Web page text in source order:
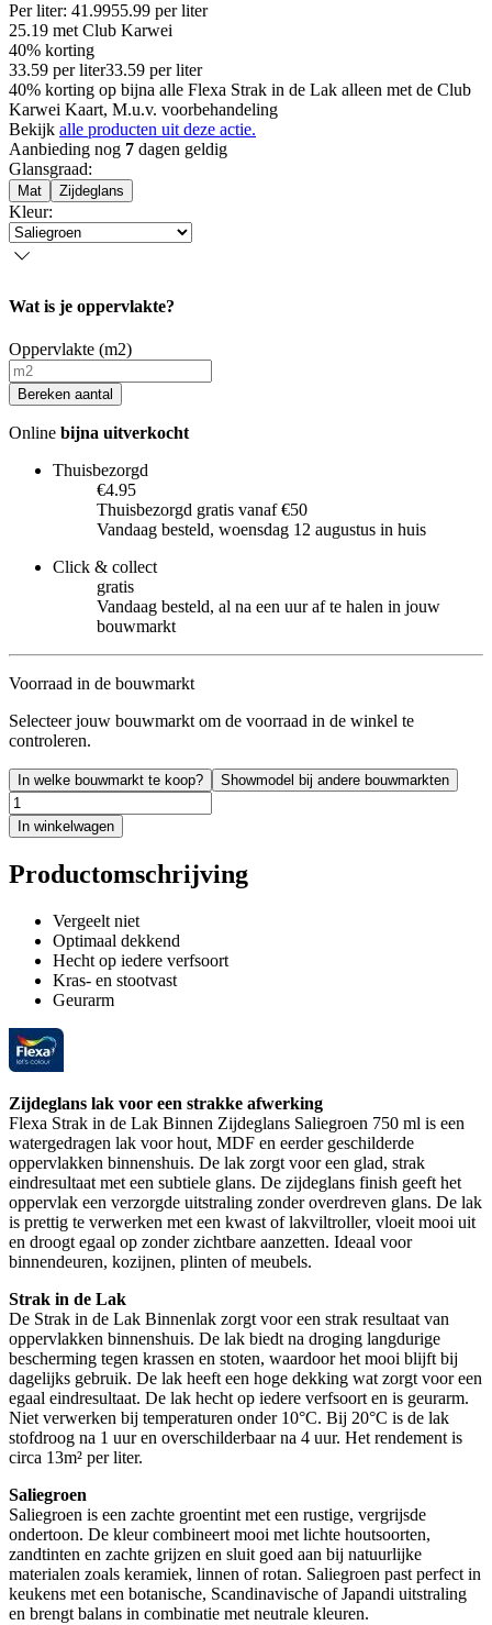
Per liter: 41.9955.99 per liter
25.19 met Club Karwei
40% korting
33.59 per liter33.59 per liter
40% korting op bijna alle Flexa Strak in de Lak alleen met de Club
Karwei Kaart, M.u.v. voorbehandeling
Bekijk alle producten uit deze actie.
Aanbieding nog 7 dagen geldig
Glansgraad:
Mat Zijdeglans
Kleur:
Wat is je oppervlakte?
Oppervlakte (m2)
Bereken aantal
Online bijna uitverkocht
Thuisbezorgd
€4.95
Thuisbezorgd gratis vanaf €50
Vandaag besteld, woensdag 12 augustus in huis
Click & collect
gratis
Vandaag besteld, al na een uur af te halen in jouw
bouwmarkt
Voorraad in de bouwmarkt
Selecteer jouw bouwmarkt om de voorraad in de winkel te
controleren.
In welke bouwmarkt te koop? Showmodel bij andere bouwmarkten
In winkelwagen
Productomschrijving
Vergeelt niet
Optimaal dekkend
Hecht op iedere verfsoort
Kras- en stootvast
Geurarm
Zijdeglans lak voor een strakke afwerking
Flexa Strak in de Lak Binnen Zijdeglans Saliegroen 750 ml is een
watergedragen lak voor hout, MDF en eerder geschilderde
oppervlakken binnenshuis. De lak zorgt voor een glad, strak
eindresultaat met een subtiele glans. De zijdeglans finish geeft het
oppervlak een verzorgde uitstraling zonder overdreven glans. De lak
is prettig te verwerken met een kwast of lakviltroller, vloeit mooi uit
en droogt egaal op zonder zichtbare aanzetten. Ideaal voor
binnendeuren, kozijnen, plinten of meubels.
Strak in de Lak
De Strak in de Lak Binnenlak zorgt voor een strak resultaat van
oppervlakken binnenshuis. De lak biedt na droging langdurige
bescherming tegen krassen en stoten, waardoor het mooi blijft bij
dagelijks gebruik. De lak heeft een hoge dekking wat zorgt voor een
egaal eindresultaat. De lak hecht op iedere verfsoort en is geurarm.
Niet verwerken bij temperaturen onder 10°C. Bij 20°C is de lak
stofdroog na 1 uur en overschilderbaar na 4 uur. Het rendement is
circa 13m² per liter.
Saliegroen
Saliegroen is een zachte groentint met een rustige, vergrijsde
ondertoon. De kleur combineert mooi met lichte houtsoorten,
zandtinten en zachte grijzen en sluit goed aan bij natuurlijke
materialen zoals keramiek, linnen of rotan. Saliegroen past perfect in
keukens met een botanische, Scandinavische of Japandi uitstraling
en brengt balans in combinatie met neutrale kleuren.